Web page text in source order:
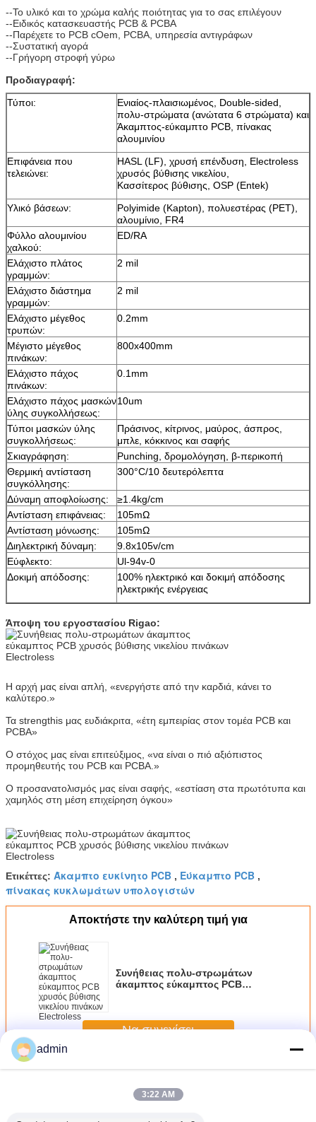
--Το υλικό και το χρώμα καλής ποιότητας για το σας επιλέγουν
--Ειδικός κατασκευαστής PCB & PCBA
--Παρέχετε το PCB cOem, PCBA, υπηρεσία αντιγράφων
--Συστατική αγορά
--Γρήγορη στροφή γύρω
Προδιαγραφή:
Τύποι:
Ενιαίος-πλαισιωμένος, Double-sided,
πολυ-στρώματα (ανώτατα 6 στρώματα) και
Άκαμπτος-εύκαμπτο PCB, πίνακας
αλουμινίου
Επιφάνεια που
τελειώνει:
HASL (LF), χρυσή επένδυση, Electroless
χρυσός βύθισης νικελίου,
Κασσίτερος βύθισης, OSP (Entek)
Υλικό βάσεων:
Polyimide (Kapton), πολυεστέρας (PET),
αλουμίνιο, FR4
Φύλλο αλουμινίου
χαλκού:
ED/RA
Ελάχιστο πλάτος
γραμμών:
2 mil
Ελάχιστο διάστημα
γραμμών:
2 mil
Ελάχιστο μέγεθος
τρυπών:
0.2mm
Μέγιστο μέγεθος
πινάκων:
800x400mm
Ελάχιστο πάχος
πινάκων:
0.1mm
Ελάχιστο πάχος μασκών
ύλης συγκολλήσεως:
10um
Τύποι μασκών ύλης
συγκολλήσεως:
Πράσινος, κίτρινος, μαύρος, άσπρος,
μπλε, κόκκινος και σαφής
Σκιαγράφηση:
Punching, δρομολόγηση, β-περικοπή
Θερμική αντίσταση
συγκόλλησης:
300°C/10 δευτερόλεπτα
Δύναμη αποφλοίωσης:
≥1.4kg/cm
Αντίσταση επιφάνειας:
105mΩ
Αντίσταση μόνωσης:
105mΩ
Διηλεκτρική δύναμη:
9.8x105v/cm
Εύφλεκτο:
Ul-94v-0
Δοκιμή απόδοσης:
100% ηλεκτρικό και δοκιμή απόδοσης
ηλεκτρικής ενέργειας
Άποψη του εργοστασίου Rigao:
Η αρχή μας είναι απλή, «ενεργήστε από την καρδιά, κάνει το
καλύτερο.»
Τα strengthis μας ευδιάκριτα, «έτη εμπειρίας στον τομέα PCB και
PCBA»
Ο στόχος μας είναι επιτεύξιμος, «να είναι ο πιό αξιόπιστος
προμηθευτής του PCB και PCBA.»
Ο προσανατολισμός μας είναι σαφής, «εστίαση στα πρωτότυπα και
χαμηλός στη μέση επιχείρηση όγκου»
Ετικέττες: Άκαμπτο ευκίνητο PCB , Εύκαμπτο PCB ,
πίνακας κυκλωμάτων υπολογιστών
Αποκτήστε την καλύτερη τιμή για
Συνήθειας πολυ-στρωμάτων
άκαμπτος εύκαμπτος PCB
Να συνεχίσει
Περισσότεροιευέλικτο διοικητικό συμβούλιο πλακέτα
admin
3:22 AM